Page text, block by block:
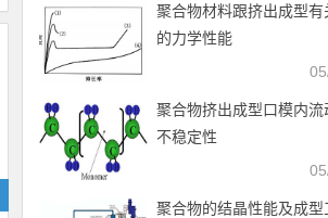
聚合物材料跟挤出成型有
的力学性能
聚合物挤出成型口模内流
不稳定性
聚合物的结晶性能及成型